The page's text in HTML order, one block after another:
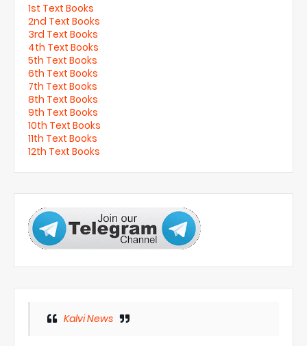
1st Text Books
2nd Text Books
3rd Text Books
4th Text Books
5th Text Books
6th Text Books
7th Text Books
8th Text Books
9th Text Books
10th Text Books
11th Text Books
12th Text Books
Kalvi News